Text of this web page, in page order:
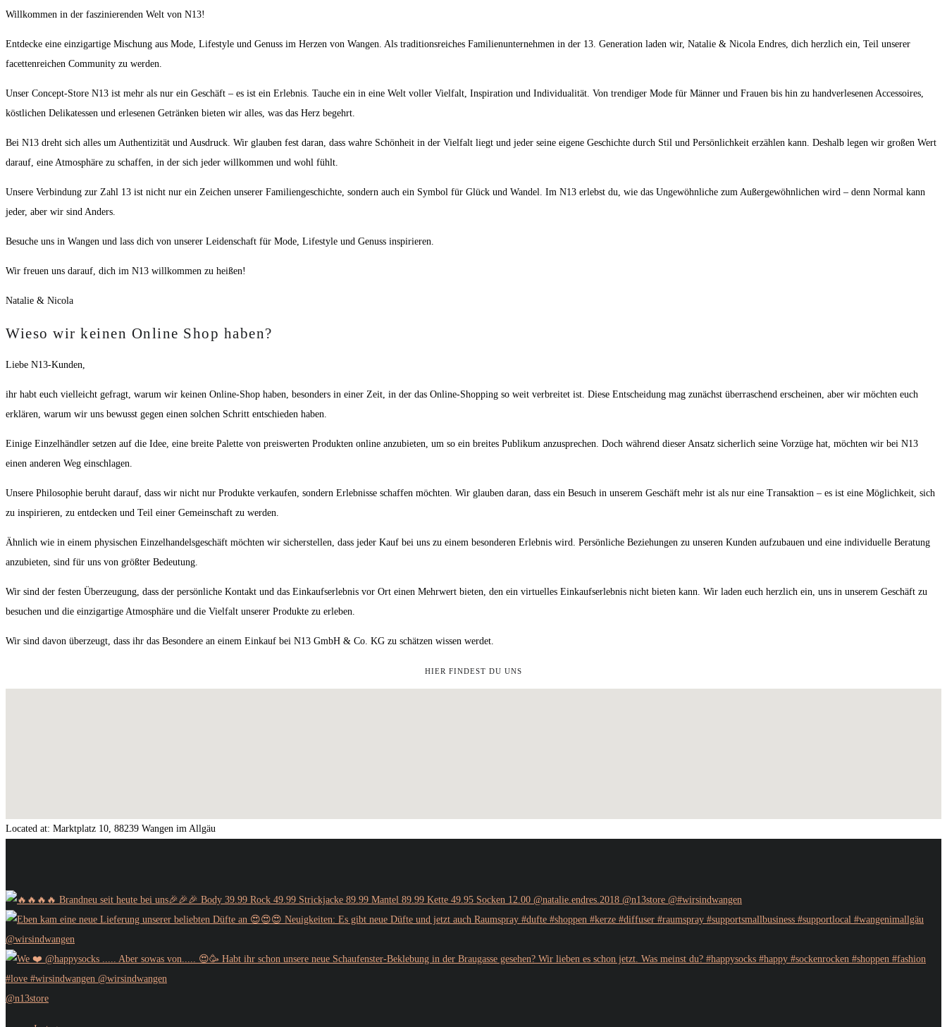
Willkommen in der faszinierenden Welt von N13!
Entdecke eine einzigartige Mischung aus Mode, Lifestyle und Genuss im Herzen von Wangen. Als traditionsreiches Familienunternehmen in der 13. Generation laden wir, Natalie & Nicola Endres, dich herzlich ein, Teil unserer
facettenreichen Community zu werden.
Unser Concept-Store N13 ist mehr als nur ein Geschäft – es ist ein Erlebnis. Tauche ein in eine Welt voller Vielfalt, Inspiration und Individualität. Von trendiger Mode für Männer und Frauen bis hin zu handverlesenen Accessoires,
köstlichen Delikatessen und erlesenen Getränken bieten wir alles, was das Herz begehrt.
Bei N13 dreht sich alles um Authentizität und Ausdruck. Wir glauben fest daran, dass wahre Schönheit in der Vielfalt liegt und jeder seine eigene Geschichte durch Stil und Persönlichkeit erzählen kann. Deshalb legen wir großen Wert
darauf, eine Atmosphäre zu schaffen, in der sich jeder willkommen und wohl fühlt.
Unsere Verbindung zur Zahl 13 ist nicht nur ein Zeichen unserer Familiengeschichte, sondern auch ein Symbol für Glück und Wandel. Im N13 erlebst du, wie das Ungewöhnliche zum Außergewöhnlichen wird – denn Normal kann
jeder, aber wir sind Anders.
Besuche uns in Wangen und lass dich von unserer Leidenschaft für Mode, Lifestyle und Genuss inspirieren.
Wir freuen uns darauf, dich im N13 willkommen zu heißen!
Natalie & Nicola
Wieso wir keinen Online Shop haben?
Liebe N13-Kunden,
ihr habt euch vielleicht gefragt, warum wir keinen Online-Shop haben, besonders in einer Zeit, in der das Online-Shopping so weit verbreitet ist. Diese Entscheidung mag zunächst überraschend erscheinen, aber wir möchten euch
erklären, warum wir uns bewusst gegen einen solchen Schritt entschieden haben.
Einige Einzelhändler setzen auf die Idee, eine breite Palette von preiswerten Produkten online anzubieten, um so ein breites Publikum anzusprechen. Doch während dieser Ansatz sicherlich seine Vorzüge hat, möchten wir bei N13
einen anderen Weg einschlagen.
Unsere Philosophie beruht darauf, dass wir nicht nur Produkte verkaufen, sondern Erlebnisse schaffen möchten. Wir glauben daran, dass ein Besuch in unserem Geschäft mehr ist als nur eine Transaktion – es ist eine Möglichkeit, sich
zu inspirieren, zu entdecken und Teil einer Gemeinschaft zu werden.
Ähnlich wie in einem physischen Einzelhandelsgeschäft möchten wir sicherstellen, dass jeder Kauf bei uns zu einem besonderen Erlebnis wird. Persönliche Beziehungen zu unseren Kunden aufzubauen und eine individuelle Beratung
anzubieten, sind für uns von größter Bedeutung.
Wir sind der festen Überzeugung, dass der persönliche Kontakt und das Einkaufserlebnis vor Ort einen Mehrwert bieten, den ein virtuelles Einkaufserlebnis nicht bieten kann. Wir laden euch herzlich ein, uns in unserem Geschäft zu
besuchen und die einzigartige Atmosphäre und die Vielfalt unserer Produkte zu erleben.
Wir sind davon überzeugt, dass ihr das Besondere an einem Einkauf bei N13 GmbH & Co. KG zu schätzen wissen werdet.
HIER FINDEST DU UNS
Located at: Marktplatz 10, 88239 Wangen im Allgäu
@n13store